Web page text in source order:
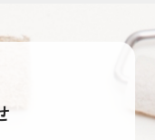
に上記利用目的以
員だけでなく委託